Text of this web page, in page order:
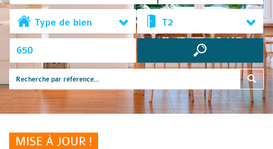
Type de bien T2
MISE À JOUR !